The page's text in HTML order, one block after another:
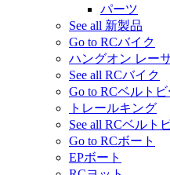
パーツ
See all 新製品
Go to RCバイク
ハングオン レー
See all RCバイク
Go to RCベルト
トレールキング
See all RCベルト
Go to RCボート
EPボート